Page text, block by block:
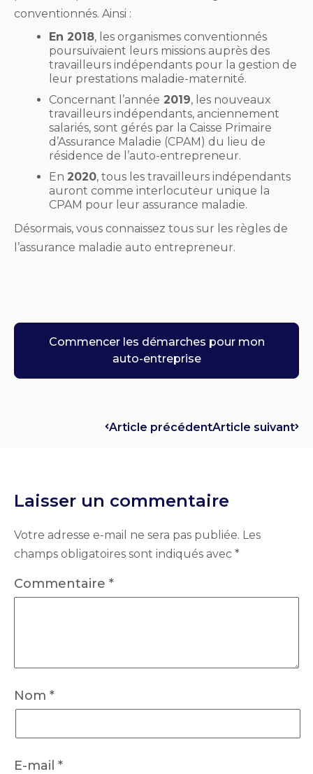
conventionnés. Ainsi :
En 2018, les organismes conventionnés
poursuivaient leurs missions auprès des
travailleurs indépendants pour la gestion de
leur prestations maladie-maternité.
Concernant l’année 2019, les nouveaux
travailleurs indépendants, anciennement
salariés, sont gérés par la Caisse Primaire
d’Assurance Maladie (CPAM) du lieu de
résidence de l’auto-entrepreneur.
En 2020, tous les travailleurs indépendants
auront comme interlocuteur unique la
CPAM pour leur assurance maladie.
Désormais, vous connaissez tous sur les règles de
l’assurance maladie auto entrepreneur.
Commencer les démarches pour mon
auto-entreprise
Article précédentArticle suivant
Laisser un commentaire
Votre adresse e-mail ne sera pas publiée. Les
champs obligatoires sont indiqués avec *
Commentaire *
Nom *
E-mail *